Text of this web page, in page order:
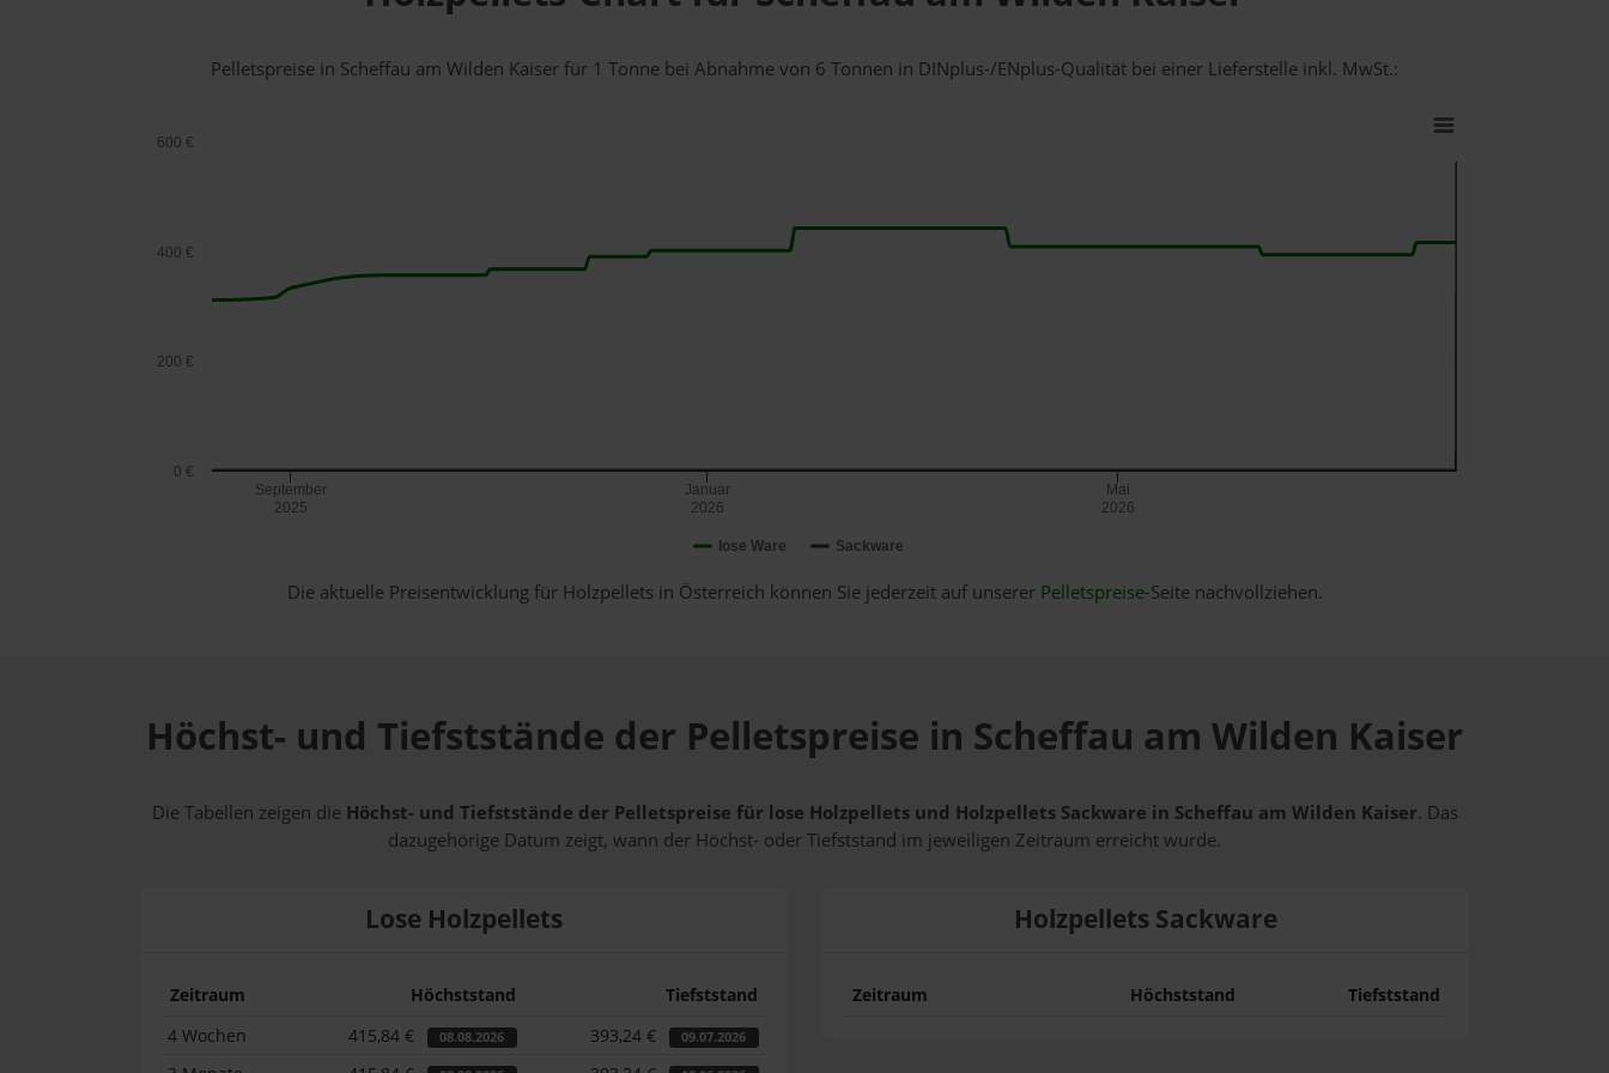
Pelletspreise in Scheffau am Wilden Kaiser für 1 Tonne bei Abnahmevon 6 Tonnen in DINplus-/ENplus-Qualität bei einer Lieferstelle inkl. MwSt.:
lose Ware Sackware
September
2025
Januar
2026
Mai
2026
0 €
200 €
400 €
600 €
Die aktuelle Preisentwicklung für Holzpellets in Österreich können Sie jederzeit auf unserer Pelletspreise-Seite nachvollziehen.
Höchst- und Tiefststände der Pelletspreise in Scheffau am Wilden Kaiser
Die Tabellen zeigen die Höchst- und Tiefststände der Pelletspreise für lose Holzpellets und Holzpellets Sackware in Scheffau am Wilden Kaiser. Das
dazugehörige Datum zeigt, wann der Höchst- oder Tiefststand im jeweiligen Zeitraum erreicht wurde.
Lose Holzpellets
Zeitraum Höchststand
Tiefststand
4 Wochen
415,84 € 08.08.2026 393,24 € 09.07.2026
Holzpellets Sackware
Zeitraum Höchststand Tiefststand